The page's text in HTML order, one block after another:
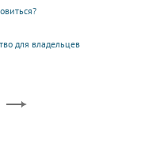
для владельцев